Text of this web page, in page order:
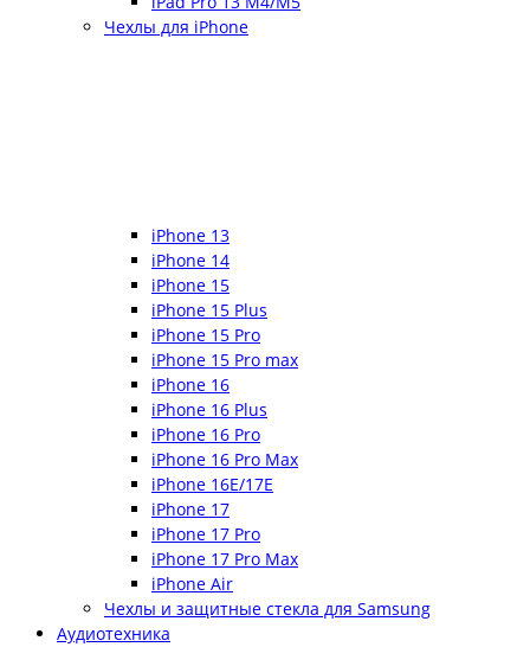
Чехлы для iPhone
iPhone 13
iPhone 14
iPhone 15
iPhone 15 Plus
iPhone 15 Pro
iPhone 15 Pro max
iPhone 16
iPhone 16 Plus
iPhone 16 Pro
iPhone 16 Pro Max
iPhone 16E/17E
iPhone 17
iPhone 17 Pro
iPhone 17 Pro Max
iPhone Air
Чехлы и защитные стекла для Samsung
Аудиотехника